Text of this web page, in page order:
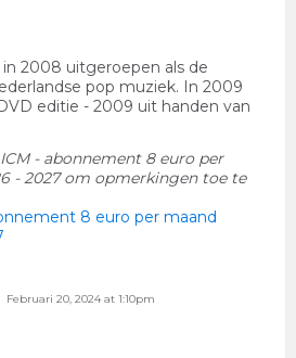
n:
2008 uitgeroepen als de
pop muziek. In 2009
editie - 2009 uit handen van
- abonnement 8 euro per
- 2027 om opmerkingen toe te
8 euro per maand
Februari 20, 2024 at 1:10pm